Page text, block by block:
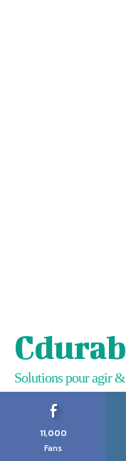
Solutions pour agir
11,000
Fans